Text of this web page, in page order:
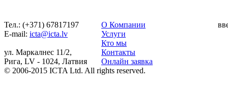
Тел.: (+371) 67817197
Е-mail: icta@icta.lv
ул. Маркалнес 11/2,
Рига, LV - 1024, Латвия
О Компании
Услуги
Кто мы
Контакты
Онлайн заявка
© 2006-2015 ICTA Ltd. All rights reserved.